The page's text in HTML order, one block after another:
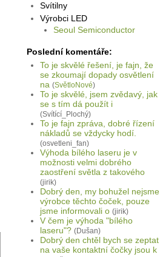
Svítilny
Výrobci LED
Seoul Semiconductor
Poslední komentáře:
To je skvělé řešení, je fajn, že
se zkoumají dopady osvětlení
na (SvětloNové)
To je skvělé, jsem zvědavý, jak
se s tím dá použít i
(Svítící_Plochý)
To je fajn zpráva, dobré řízení
nákladů se vždycky hodí.
(osvetleni_fan)
Výhoda bílého laseru je v
možnosti velmi dobrého
zaostření světla z takového
(jirik)
Dobrý den, my bohužel nejsme
výrobce těchto čoček, pouze
jsme informovali o (jirik)
V čem je výhoda "bílého
laseru"? (Dušan)
Dobrý den chtěl bych se zeptat
na vaše kontaktní čočky jsou k